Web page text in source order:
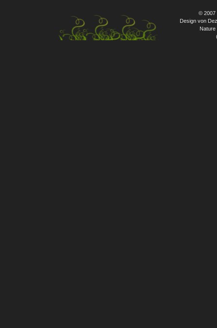
© 2007
Design von
Nature